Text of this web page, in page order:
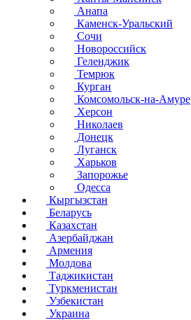
Анапа
Каменск-Уральский
Сочи
Новороссийск
Геленджик
Темрюк
Курган
Комсомольск-на-Амуре
Херсон
Николаев
Донецк
Луганск
Харьков
Запорожье
Одесса
Кыргызстан
Беларусь
Казахстан
Азербайджан
Армения
Молдова
Таджикистан
Туркменистан
Узбекистан
Украина